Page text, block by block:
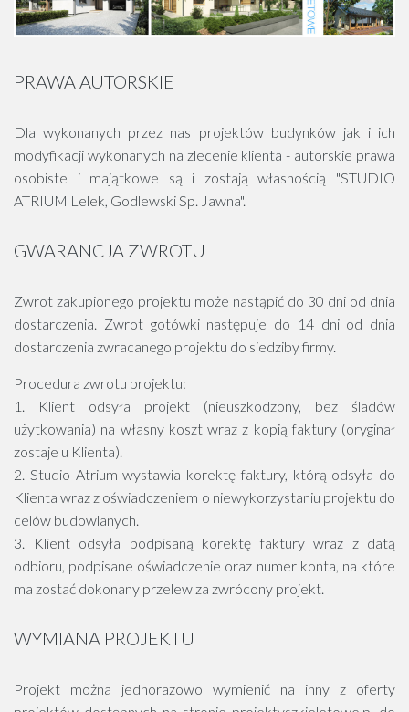
PRAWA AUTORSKIE
Dla wykonanych przez nas projektów budynków jak i ich
modyfikacji wykonanych na zlecenie klienta - autorskie prawa
osobiste i majątkowe są i zostają własnością "STUDIO
ATRIUM Lelek, Godlewski Sp. Jawna".
GWARANCJA ZWROTU
Zwrot zakupionego projektu może nastąpić do 30 dni od dnia
dostarczenia. Zwrot gotówki następuje do 14 dni od dnia
dostarczenia zwracanego projektu do siedziby firmy.
Procedura zwrotu projektu:
1. Klient odsyła projekt (nieuszkodzony, bez śladów
użytkowania) na własny koszt wraz z kopią faktury (oryginał
zostaje u Klienta).
2. Studio Atrium wystawia korektę faktury, którą odsyła do
Klienta wraz z oświadczeniem o niewykorzystaniu projektu do
celów budowlanych.
3. Klient odsyła podpisaną korektę faktury wraz z datą
odbioru, podpisane oświadczenie oraz numer konta, na które
ma zostać dokonany przelew za zwrócony projekt.
WYMIANA PROJEKTU
Projekt można jednorazowo wymienić na inny z oferty